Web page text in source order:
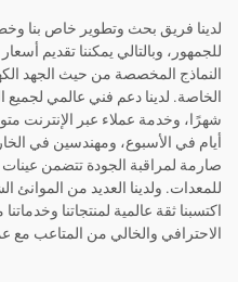
لدينا فريق بحث وتطوير خاص بنا
للجمهور، وبالتالي يمكننا تقديم
النماذج المخصصة من حيث الجهد
أيام في الأسبوع، ومهندسين في
صارمة لمراقبة الجودة تتضمن عينات
للمعدات. ولدينا العديد من
اكتسبنا ثقة عالمية لمنتجاتنا
الاحترافي والخالي من المتاعب مع